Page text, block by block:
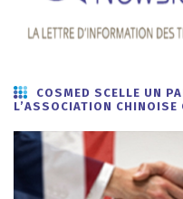
COSMED SCELLE UN
L’ASSOCIATION CHINOISE